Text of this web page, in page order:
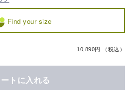
Find your size
10,890円 （税込）
ートに入れる